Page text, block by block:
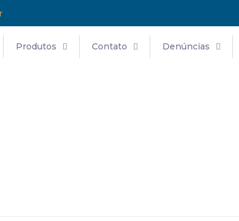
Produtos Contato Denúncias